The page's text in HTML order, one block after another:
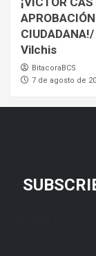
APROBACIÓN
Vilchis
BitacoraBCS
7 de agosto de